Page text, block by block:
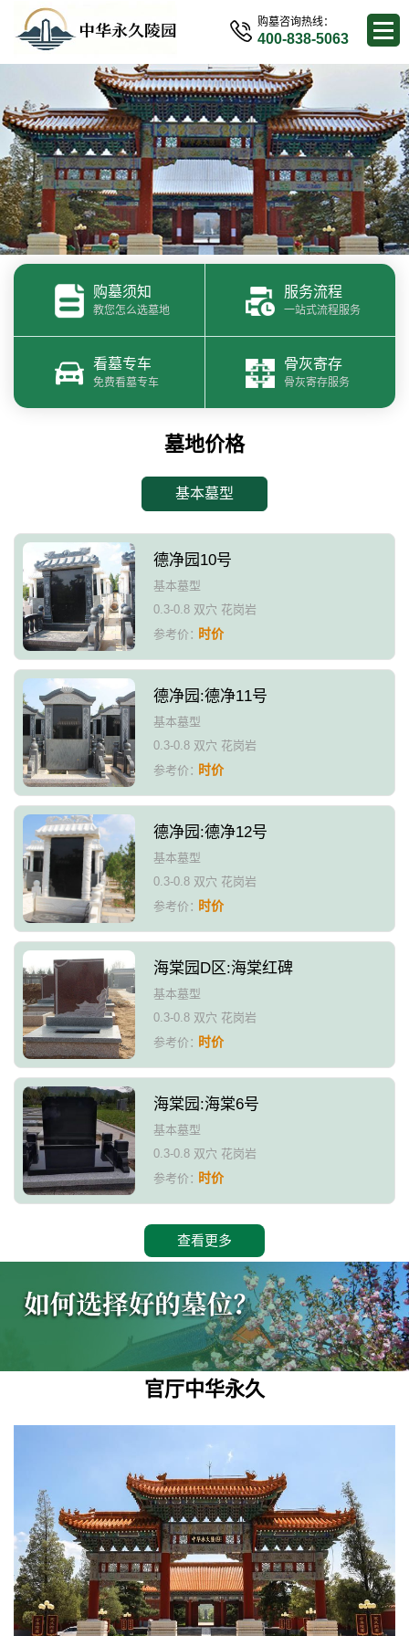
购墓咨询热线：
400-838-5063
购墓须知
教您怎么选墓地
服务流程
一站式流程服务
看墓专车
免费看墓专车
骨灰寄存
骨灰寄存服务
墓地价格
基本墓型
德净园10号
基本墓型
0.3-0.8 双穴 花岗岩
参考价：时价
德净园:德净11号
基本墓型
0.3-0.8 双穴 花岗岩
参考价：时价
德净园:德净12号
基本墓型
0.3-0.8 双穴 花岗岩
参考价：时价
海棠园D区:海棠红碑
基本墓型
0.3-0.8 双穴 花岗岩
参考价：时价
海棠园:海棠6号
基本墓型
0.3-0.8 双穴 花岗岩
参考价：时价
查看更多
官厅中华永久